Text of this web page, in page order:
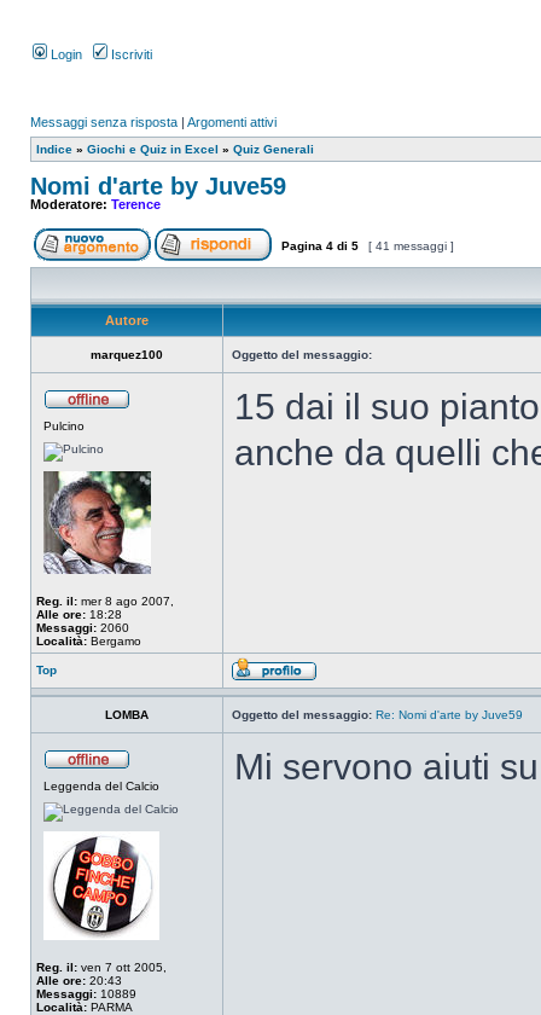
Login Iscriviti
Messaggi senza risposta | Argomenti attivi
Indice » Giochi e Quiz in Excel » Quiz Generali
Nomi d'arte by Juve59
Moderatore: Terence
Pagina 4 di 5 [ 41 messaggi ]
Autore
marquez100 Oggetto del messaggio:
Pulcino
Reg. il: mer 8 ago 2007,
Alle ore: 18:28
Messaggi: 2060
Località: Bergamo
15 dai il suo
anche da quelli
Top
LOMBA Oggetto del messaggio: Re: Nomi d'arte by Juve59
Leggenda del Calcio
Reg. il: ven 7 ott 2005,
Alle ore: 20:43
Messaggi: 10889
Località: PARMA
Mi servono aiuti